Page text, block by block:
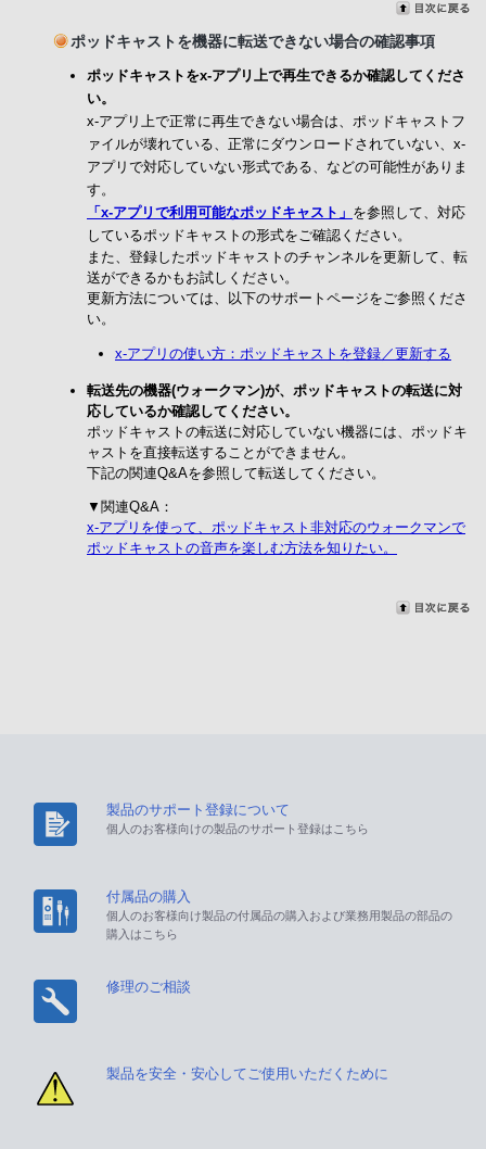
ポッドキャストを機器に転送できない場合の確認事項
ポッドキャストをx-アプリ上で再生できるか確認してくださ
い。
x-アプリ上で正常に再生できない場合は、ポッドキャストフ
ァイルが壊れている、正常にダウンロードされていない、x-
アプリで対応していない形式である、などの可能性がありま
す。
「x-アプリで利用可能なポッドキャスト」 を参照して、対応
しているポッドキャストの形式をご確認ください。
また、登録したポッドキャストのチャンネルを更新して、転
送ができるかもお試しください。
更新方法については、以下のサポートページをご参照くださ
い。
x-アプリの使い方：ポッドキャストを登録／更新する
転送先の機器(ウォークマン)が、ポッドキャストの転送に対
応しているか確認してください。
ポッドキャストの転送に対応していない機器には、ポッドキ
ャストを直接転送することができません。
下記の関連Q&Aを参照して転送してください。
▼関連Q&A：
x-アプリを使って、ポッドキャスト非対応のウォークマンで
ポッドキャストの音声を楽しむ方法を知りたい。
製品のサポート登録について
個人のお客様向けの製品のサポート登録はこちら
付属品の購入
個人のお客様向け製品の付属品の購入および業務用製品の部品の
購入はこちら
修理のご相談
製品を安全・安心してご使用いただくために